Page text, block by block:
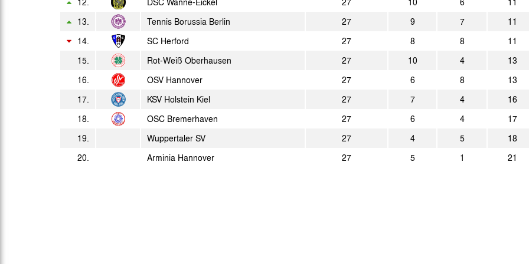
13. Tennis Borussia Berlin 27 9 7 11
14. SC Herford 27 8 8 11
15. Rot-Weiß Oberhausen 27 10 4 13
16. OSV Hannover 27 6 8 13
17. KSV Holstein Kiel 27 7 4 16
18. OSC Bremerhaven 27 6 4 17
19. Wuppertaler SV 27 4 5 18
20. Arminia Hannover 27 5 1 21